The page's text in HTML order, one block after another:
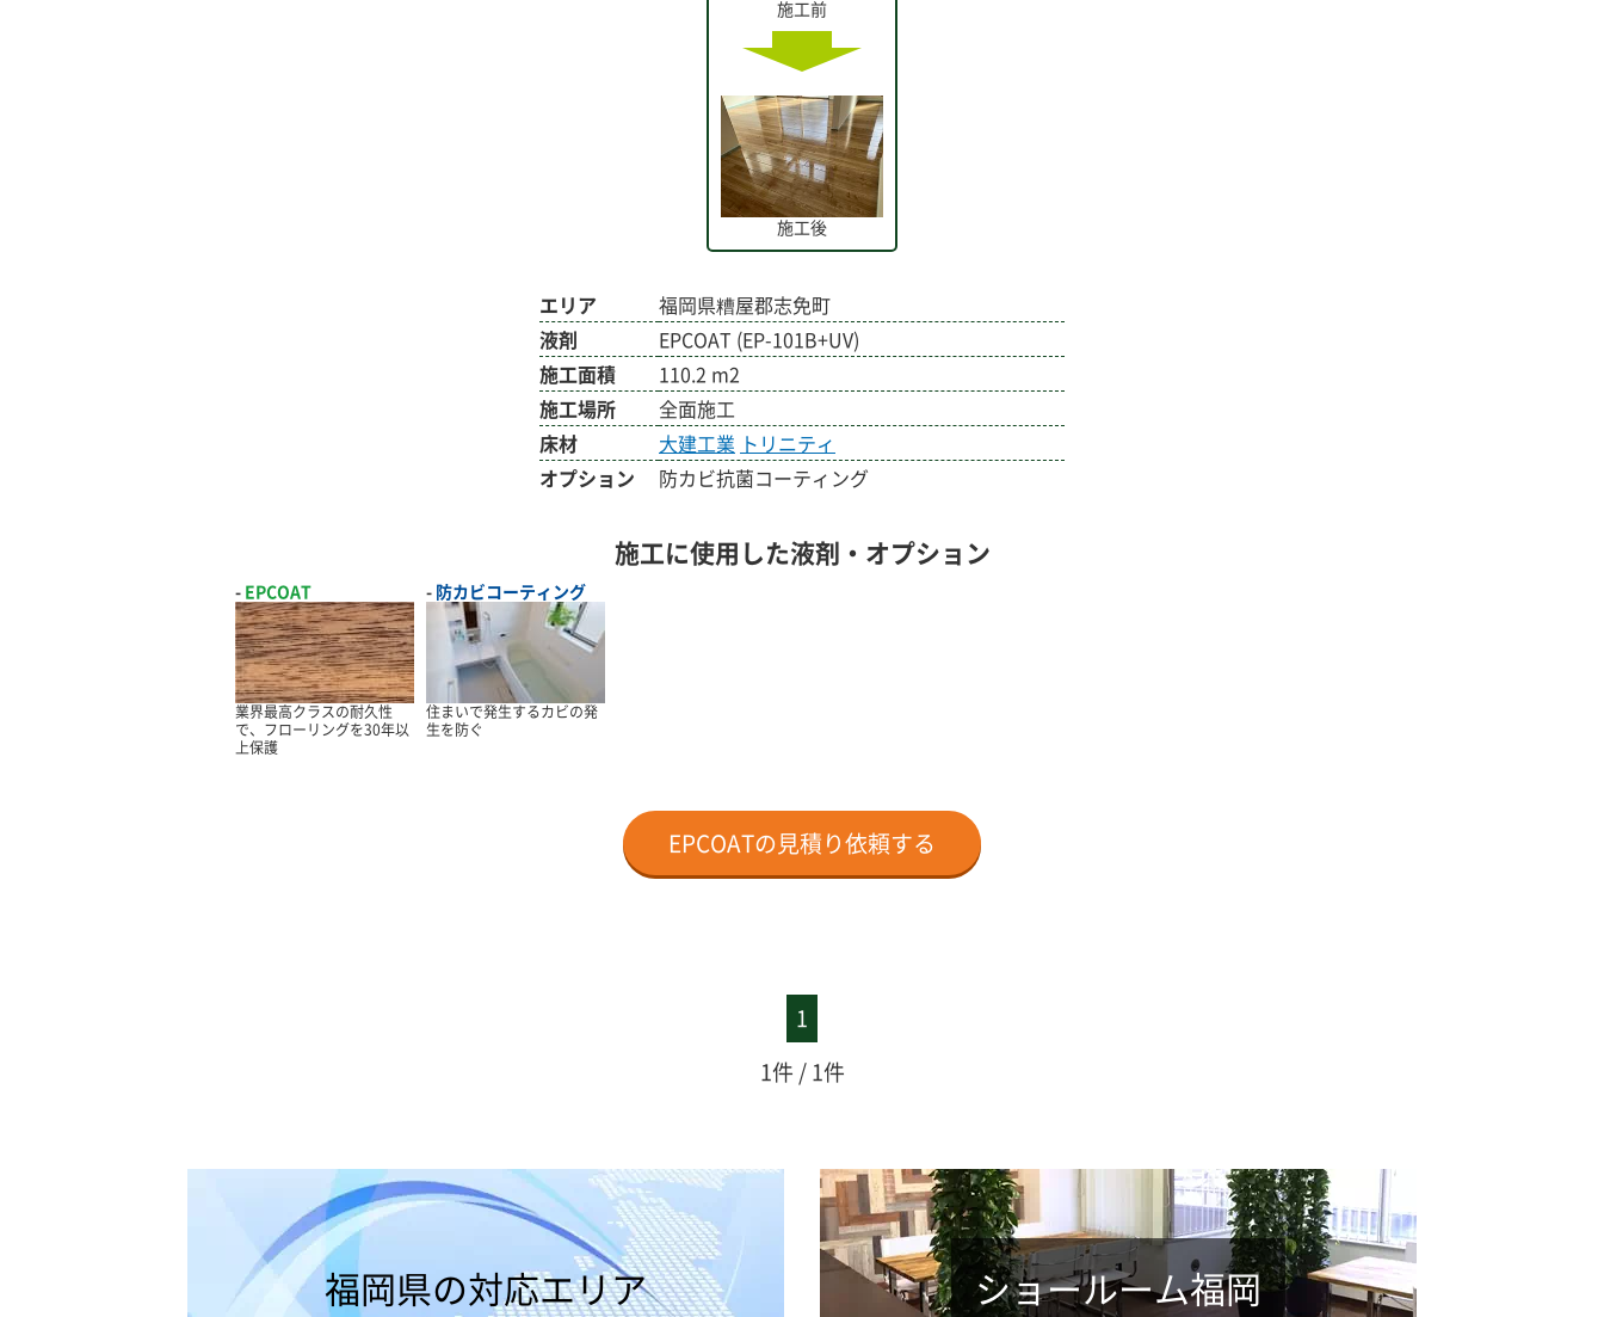
施工前
施工後
エリア
福岡県糟屋郡志免町
液剤
EPCOAT (EP-101B+UV)
施工面積
110.2 m2
施工場所
全面施工
床材
大建工業 トリニティ
オプション
防カビ抗菌コーティング
施工に使用した液剤・オプション
EPCOAT
業界最高クラスの耐久性
で、フローリングを30年以
上保護
防カビコーティング
住まいで発生するカビの発
生を防ぐ
EPCOATの見積り依頼する
1
1件 / 1件
福岡県の対応エリア ショールーム福岡